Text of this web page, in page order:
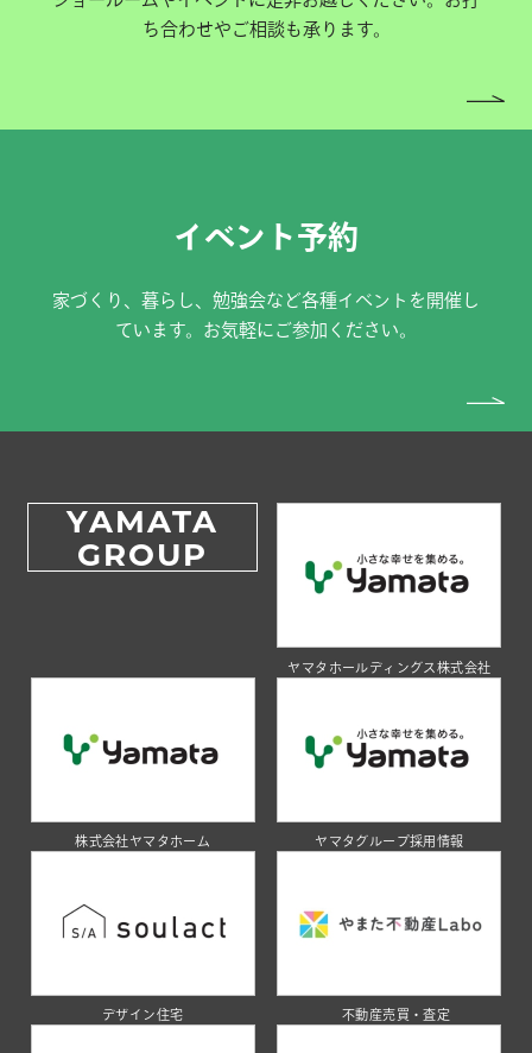
ち合わせやご相談も承ります。
イベント予約
家づくり、暮らし、勉強会など各種イベントを開催し
ています。お気軽にご参加ください。
YAMATA
GROUP
ヤマタホールディングス株式会社
株式会社ヤマタホーム ヤマタグループ採用情報
デザイン住宅 不動産売買・査定